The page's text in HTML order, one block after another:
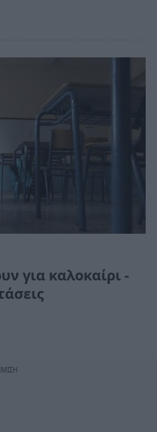
για καλοκαίρι -